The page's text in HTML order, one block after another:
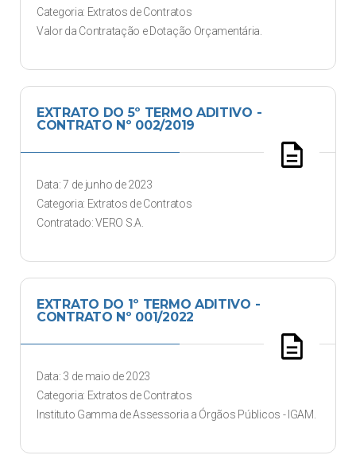
Categoria: Extratos de Contratos
Valor da Contratação e Dotação Orçamentária.
description
EXTRATO DO 5º TERMO ADITIVO -
CONTRATO Nº 002/2019
Data: 7 de junho de 2023
Categoria: Extratos de Contratos
Contratado: VERO S.A.
description
EXTRATO DO 1º TERMO ADITIVO -
CONTRATO Nº 001/2022
Data: 3 de maio de 2023
Categoria: Extratos de Contratos
Instituto Gamma de Assessoria a Órgãos Públicos - IGAM.